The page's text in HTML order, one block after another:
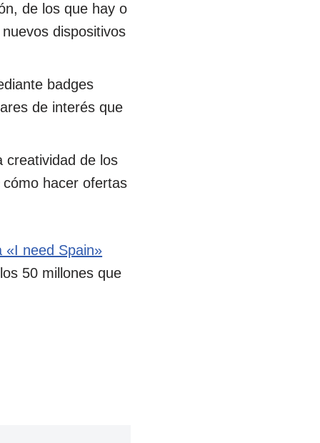
de los que hay o
dispositivos
badges
de interés que
creatividad de los
hacer ofertas
«I need Spain»
50 millones que